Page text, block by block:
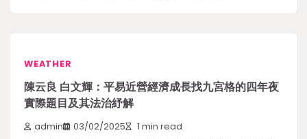
WEATHER
陳云良 白文輝：平易近營經濟成長找九宮格的四年夜
實際題目及其法治紓解
admin 03/02/2025 1 min read